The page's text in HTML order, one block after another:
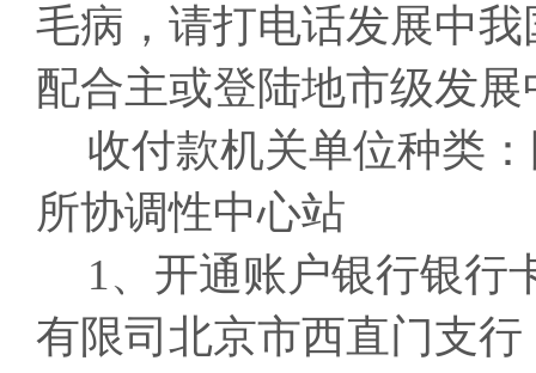
毛病，请打电话发展中
配合主或登陆地市级发
收付款机关单位种类
所协调性中心站
1、开通账户银行银行
有限司北京市西直门支行